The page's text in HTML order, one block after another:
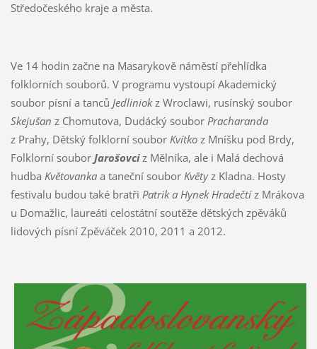
Středočeského kraje a města.
Ve 14 hodin začne na Masarykově náměstí přehlídka
folklorních souborů. V programu vystoupí Akademický
soubor písní a tanců Jedliniokz Wroclawi, rusínský soubor
Skejušan z Chomutova, Dudácký soubor Pracharanda
z Prahy, Dětský folklorní soubor Kvítkoz Mníšku pod Brdy,
Folklorní soubor Jarošovci z Mělníka, ale i Malá dechová
hudba Květovankaa taneční soubor Květyz Kladna. Hosty
festivalu budou také bratři Patrik a Hynek Hradečtíz Mrákova
u Domažlic, laureáti celostátní soutěže dětských zpěváků
lidových písní Zpěváček 2010, 2011 a 2012.